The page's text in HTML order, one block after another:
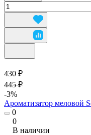
430 ₽
445 ₽
-3%
Ароматизатор меловой
0
0
В наличии